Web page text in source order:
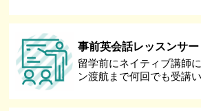
事前英会話レッスンサー
留学前にネイティブ講師
ン渡航まで何回でも受講